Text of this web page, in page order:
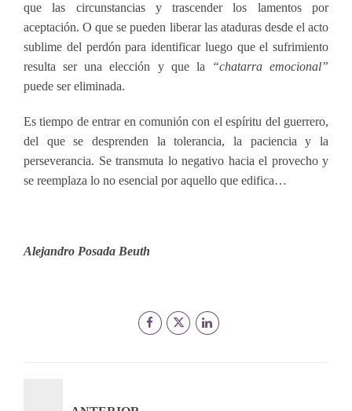
que las circunstancias y trascender los lamentos por
aceptación. O que se pueden liberar las ataduras desde el acto
sublime del perdón para identificar luego que el sufrimiento
resulta ser una elección y que la
“chatarra emocional”
puede ser eliminada.
Es tiempo de entrar en comunión con el espíritu del guerrero,
del que se desprenden la tolerancia, la paciencia y la
perseverancia. Se transmuta lo negativo hacia el provecho y
se reemplaza lo no esencial por aquello que edifica…
Alejandro Posada Beuth